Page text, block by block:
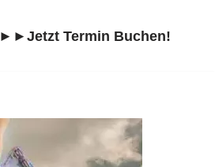
►►Jetzt Termin Buchen!